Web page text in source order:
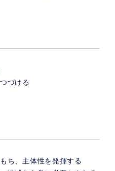
づける
ち、主体性を発揮する